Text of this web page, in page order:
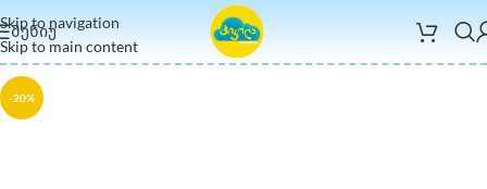
Skip to navigation
Skip to main content
ᲛᲔᲜᲘᲣ
-20%